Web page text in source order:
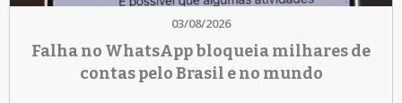
03/08/2026
Falha no WhatsApp bloqueia milhares de
contas pelo Brasil e no mundo